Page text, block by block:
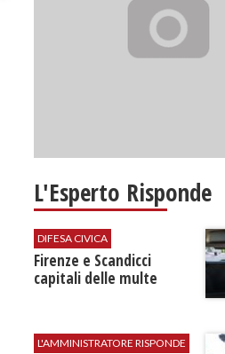
L'Esperto Risponde
DIFESA CIVICA
Firenze e Scandicci
capitali delle multe
L'AMMINISTRATORE RISPONDE